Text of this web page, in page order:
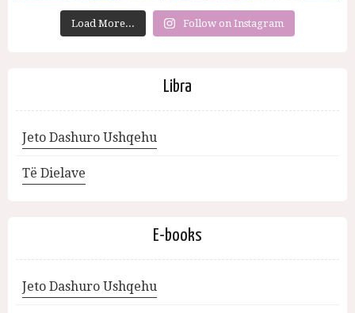
Load More... Follow on Instagram
Libra
Jeto Dashuro Ushqehu
Të Dielave
E-books
Jeto Dashuro Ushqehu